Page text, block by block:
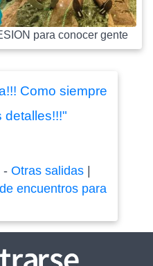
para conocer gente
Como siempre
detalles!!!"
- Otras salidas|
encuentros para